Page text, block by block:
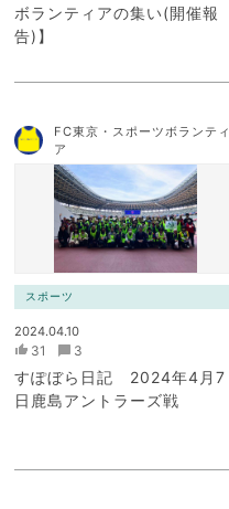
ボランティアの集い(開催報
告)】
FC東京・スポーツボランティ
ア
スポーツ
2024.04.10
31 3
すぽぼら日記 2024年4月7
日鹿島アントラーズ戦